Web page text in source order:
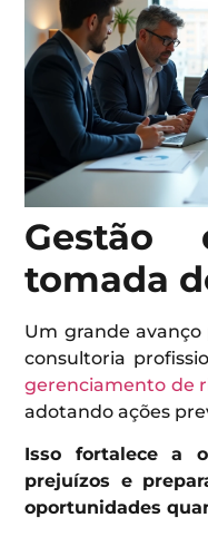
tomada
Um grande
consultoria
gerenciamento de
adotando ações
Isso fortalece a
prejuízos e
oportunidades